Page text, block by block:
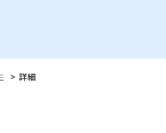
> 詳細